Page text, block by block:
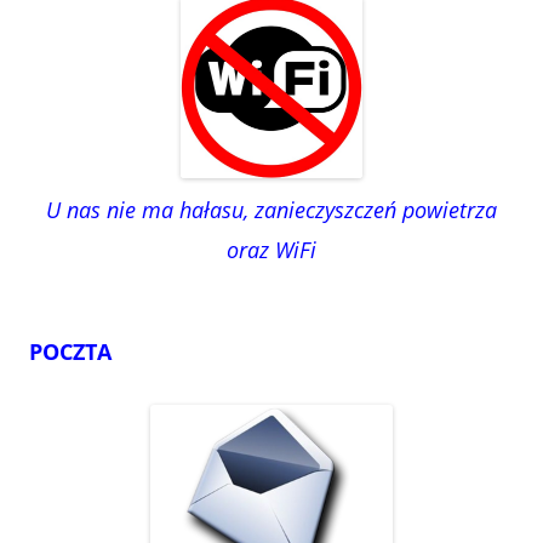
U nas nie ma hałasu, zanieczyszczeń powietrza
oraz WiFi
POCZTA